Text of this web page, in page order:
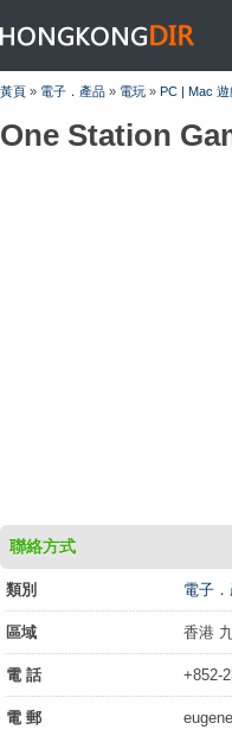
HONGKONGDIR
黃頁 » 電子．產品 » 電玩 » PC | Mac 遊
One Station
聯絡方式
類別 電子
區域 香港
電 話 +852-
電 郵